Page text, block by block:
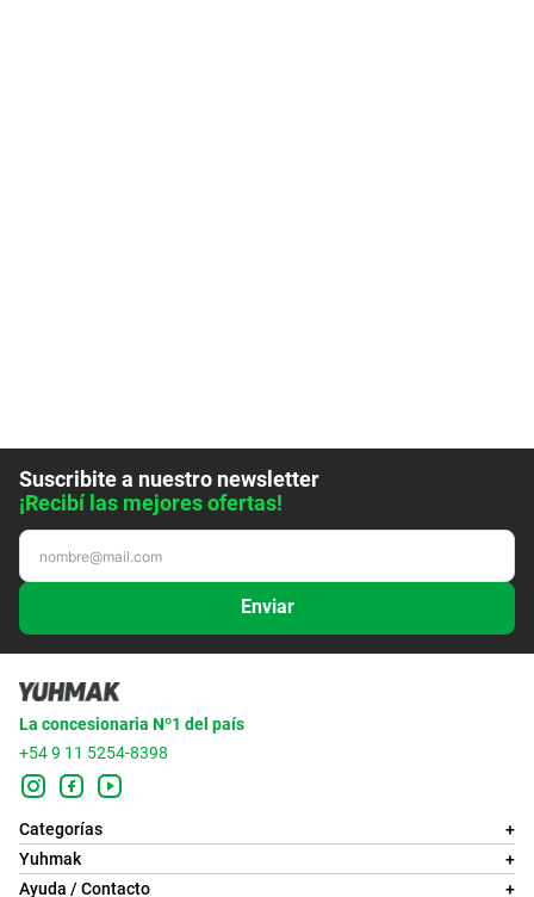
Suscribite a nuestro newsletter
¡Recibí las mejores ofertas!
Enviar
La concesionaria Nº1 del país
+54 9 11 5254-8398
Categorías
+
Yuhmak
+
Ayuda / Contacto
+